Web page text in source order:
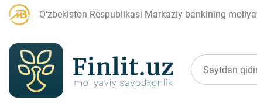
O‘zbekiston Respublikasi Markaziy bankining